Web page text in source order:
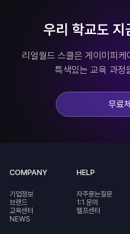
우리 학교도 지
리얼월드 스쿨은 게이미피
특색있는 교육 과정
무료
COMPANY
기업정보
브랜드
교육센터
NEWS
HELP
자주묻는질문
1:1 문의
헬프센터